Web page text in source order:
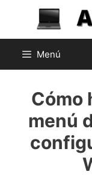
contenido
Menú
Cómo
menú